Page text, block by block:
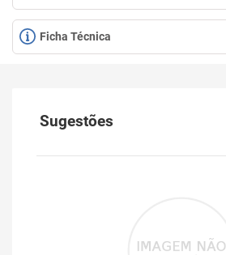
Ficha Técnica
Sugestões